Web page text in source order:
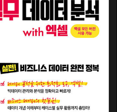
기능+활용 사전》 《쉽게 알려주
매크로&VBA 활용 사전》 《직장
장인을 위한 실무 데이터 분석 wit